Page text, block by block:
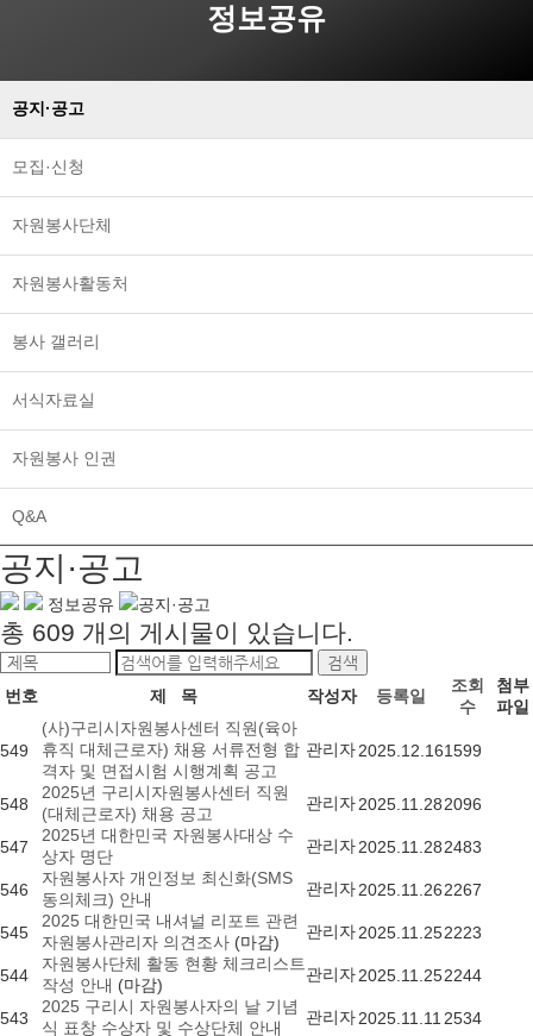
정보공유
공지·공고
모집·신청
자원봉사단체
자원봉사활동처
봉사 갤러리
서식자료실
자원봉사 인권
Q&A
공지·공고
정보공유 공지·공고
총 609 개의 게시물이 있습니다.
검색
번호
제 목 작성자 등록일
조회
수
첨부
파일
549
(사)구리시자원봉사센터 직원(육아
휴직 대체근로자) 채용 서류전형 합
격자 및 면접시험 시행계획 공고
관리자2025.12.161599
548
2025년 구리시자원봉사센터 직원
(대체근로자) 채용 공고
관리자2025.11.282096
547
2025년 대한민국 자원봉사대상 수
상자 명단
관리자2025.11.282483
546
자원봉사자 개인정보 최신화(SMS
동의체크) 안내
관리자2025.11.262267
545
2025 대한민국 내셔널 리포트 관련
자원봉사관리자 의견조사 (마감)
관리자2025.11.252223
544
자원봉사단체 활동 현황 체크리스트
작성 안내 (마감)
관리자2025.11.252244
543
2025 구리시 자원봉사자의 날 기념
식 표창 수상자 및 수상단체 안내
관리자2025.11.112534